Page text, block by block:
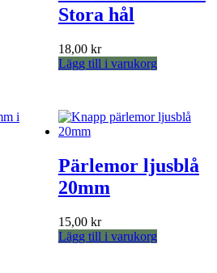
Stora hål
18,00 kr
Lägg till i varukorg
Pärlemor ljusblå
20mm
15,00 kr
Lägg till i varukorg